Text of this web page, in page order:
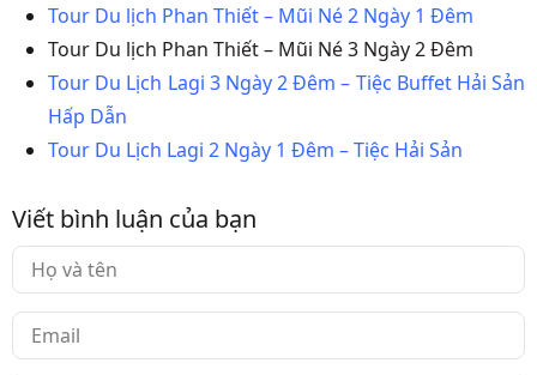
Tour Du lịch Phan Thiết – Mũi Né 2 Ngày 1 Đêm
Tour Du lịch Phan Thiết – Mũi Né 3 Ngày 2 Đêm
Tour Du Lịch Lagi 3 Ngày 2 Đêm – Tiệc Buffet Hải Sản
Hấp Dẫn
Tour Du Lịch Lagi 2 Ngày 1 Đêm – Tiệc Hải Sản
Viết bình luận của bạn